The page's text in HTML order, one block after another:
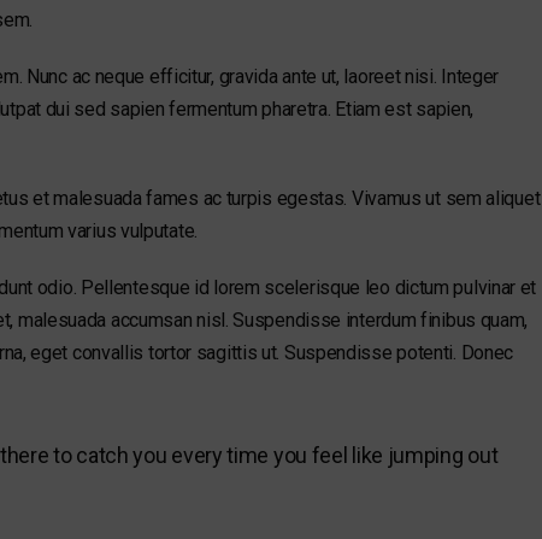
Nunc ac neque efficitur, gravida ante ut, laoreet nisi. Integer
dui sed sapien fermentum pharetra. Etiam est sapien,
et malesuada fames ac turpis egestas. Vivamus ut sem aliquet
varius vulputate.
odio. Pellentesque id lorem scelerisque leo dictum pulvinar et
malesuada accumsan nisl. Suspendisse interdum finibus quam,
eget convallis tortor sagittis ut. Suspendisse potenti. Donec
there to catch you every time you feel like jumping out